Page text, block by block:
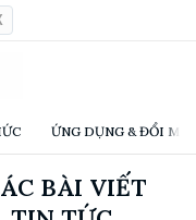
ỨNG DỤNG & ĐỔI
BÀI VIẾT